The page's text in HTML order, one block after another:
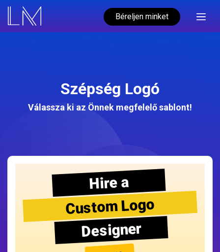
Béreljen minket
Szépség Logó
Válassza ki az Önnek megfelelő sablont!
Hire a
Custom Logo
Designer